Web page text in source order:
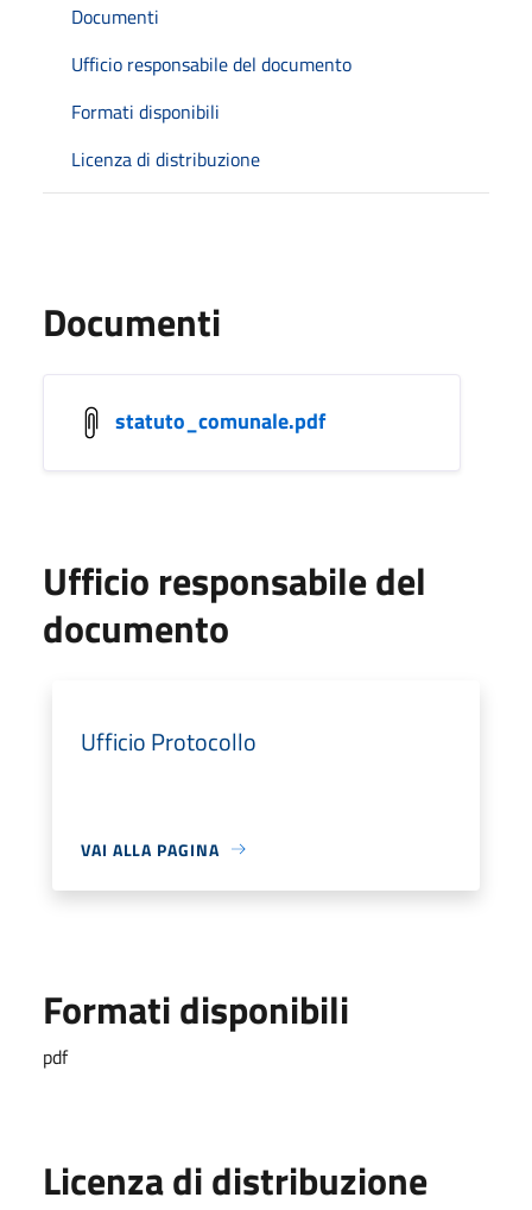
Documenti
Ufficio responsabile del documento
Formati disponibili
Licenza di distribuzione
Documenti
statuto_comunale.pdf
Ufficio responsabile del
documento
Ufficio Protocollo
VAI ALLA PAGINA
Formati disponibili
pdf
Licenza di distribuzione